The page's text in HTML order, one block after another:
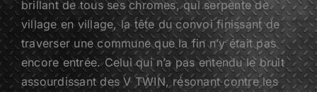
brillant de tous ses chromes, qui serpente de
village en village, la tête du convoi finissant de
traverser une commune que la fin n’y était pas
encore entrée. Celui qui n’a pas entendu le bruit
assourdissant des V TWIN, résonant contre les